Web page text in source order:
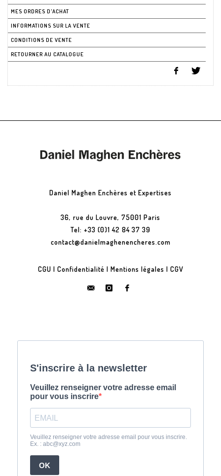
MES ORDRES D'ACHAT
INFORMATIONS SUR LA VENTE
CONDITIONS DE VENTE
RETOURNER AU CATALOGUE
Daniel Maghen Enchères et Expertises
36, rue du Louvre, 75001 Paris
Tel: +33 (0)1 42 84 37 39
contact@danielmaghenencheres.com
CGU | Confidentialité | Mentions légales | CGV